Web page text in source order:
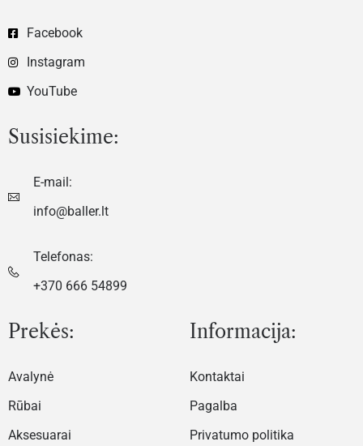
Facebook
Instagram
YouTube
Susisiekime:
E-mail:
info@baller.lt
Telefonas:
+370 666 54899
Prekės:
Avalynė
Rūbai
Aksesuarai
Informacija:
Kontaktai
Pagalba
Privatumo politika